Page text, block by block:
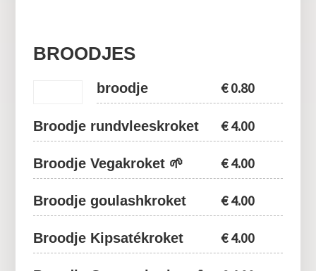
BROODJES
broodje €0.80
Broodje rundvleeskroket €4.00
Broodje Vegakroket 🌱 €4.00
Broodje goulashkroket €4.00
Broodje Kipsatékroket €4.00